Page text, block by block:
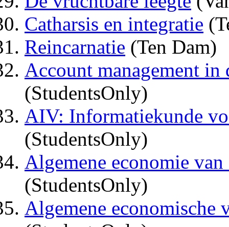
Catharsis en integratie
Reincarnatie (Ten Dam)
Account management
(StudentsOnly)
AIV: Informatiekunde
(StudentsOnly)
Algemene economie
(StudentsOnly)
Algemene economische